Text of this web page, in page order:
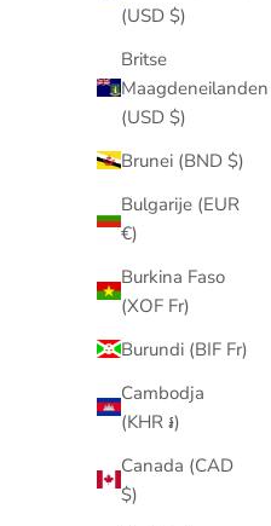
(USD $)
Britse
Maagdeneilanden
(USD $)
Brunei (BND $)
Bulgarije (EUR
€)
Burkina Faso
(XOF Fr)
Burundi (BIF Fr)
Cambodja
(KHR ៛)
Canada (CAD
$)